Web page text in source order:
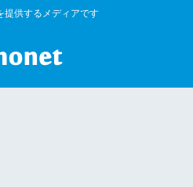
提供するメディアです